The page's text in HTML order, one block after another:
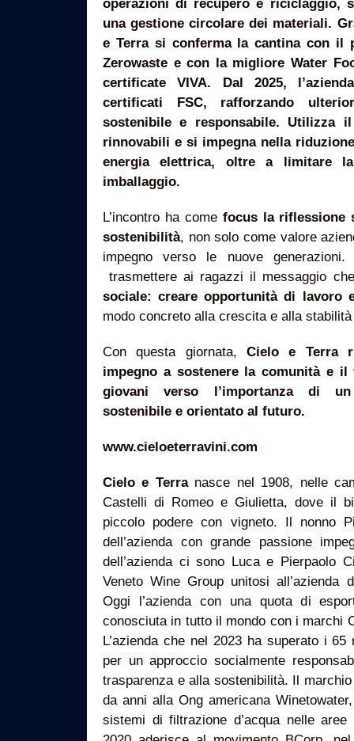
operazioni di recupero e riciclaggio,
una gestione circolare dei materiali.
e Terra si conferma la cantina con il
Zerowaste e con la migliore Water
certificate VIVA. Dal 2025,
certificati FSC, rafforzando
sostenibile e responsabile. Utilizza
rinnovabili e si impegna nella
energia elettrica, oltre a limitare
imballaggio.
L’incontro ha come focus la riflessione
sostenibilità, non solo come valore
impegno verso le nuove
trasmettere ai ragazzi il messaggio
sociale: creare opportunità di lavoro
modo concreto alla crescita e alla
Con questa giornata, Cielo e Terra
impegno a sostenere la comunità e
giovani verso l’importanza di
sostenibile e orientato al futuro.
www.cieloeterravini.com
Cielo e Terranasce nel 1908, nelle
Castelli di Romeo e Giulietta, dove il
piccolo podere con vigneto. Il nonno
dell’azienda con grande passione
dell’azienda ci sono Luca e Pierpaolo
Veneto Wine Group unitosi all’azienda
Oggi l’azienda con una quota di
conosciuta in tutto il mondo con i marchi
L’azienda che nel 2023 ha superato i
per un approccio socialmente
trasparenza e alla sostenibilità. Il
da anni alla Ong americana
sistemi di filtrazione d’acqua nelle aree